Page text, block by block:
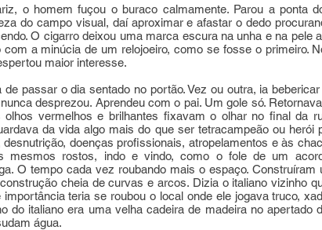
o homem fuçou o buraco calmamente. Parou a ponta
do campo visual, daí aproximar e afastar o dedo
O cigarro deixou uma marca escura na unha e na pele
com a minúcia de um relojoeiro, como se fosse o primeiro.
maior interesse.
de passar o dia sentado no portão. Vez ou outra, ia
desprezou. Aprendeu com o pai. Um gole só.
vermelhos e brilhantes fixavam o olhar no final da
da vida algo mais do que ser tetracampeão ou herói
doenças profissionais, atropelamentos e às
mesmos rostos, indo e vindo, como o fole de um
O tempo cada vez roubando mais o espaço. Construíram
cheia de curvas e arcos. Dizia o italiano vizinho
importância teria se roubou o local onde ele jogava truco,
do italiano era uma velha cadeira de madeira no apertado
água.